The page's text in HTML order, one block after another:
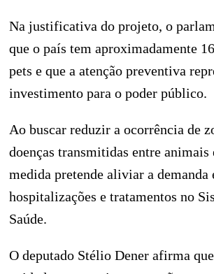
Na justificativa do projeto, o
que o país tem aproximadamente
pets e que a atenção preventiva
investimento para o poder público.
Ao buscar reduzir a ocorrência de
doenças transmitidas entre animais
medida pretende aliviar a demanda
hospitalizações e tratamentos no
Saúde.
O deputado Stélio Dener afirma